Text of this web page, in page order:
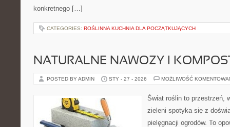
konkretnego […]
CATEGORIES: ROŚLINNA KUCHNIA DLA POCZĄTKUJĄCYCH
NATURALNE NAWOZY I
POSTED BY ADMIN STY - 27 - 2026 MOŻLIWOŚĆ
Świat roślin to przestrzeń,
zieleni spotyka się z
pielęgnacji ogrodów. To